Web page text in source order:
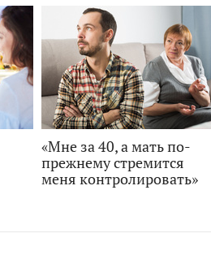
«Мне за 40, а мать по-
прежнему стремится
меня контролировать»